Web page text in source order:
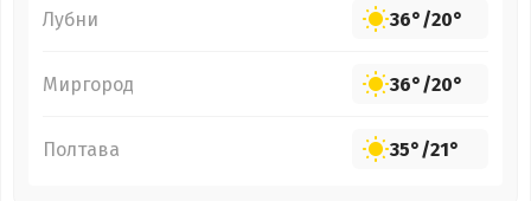
Лубни 36°/20°
Миргород 36°/20°
Полтава 35°/21°